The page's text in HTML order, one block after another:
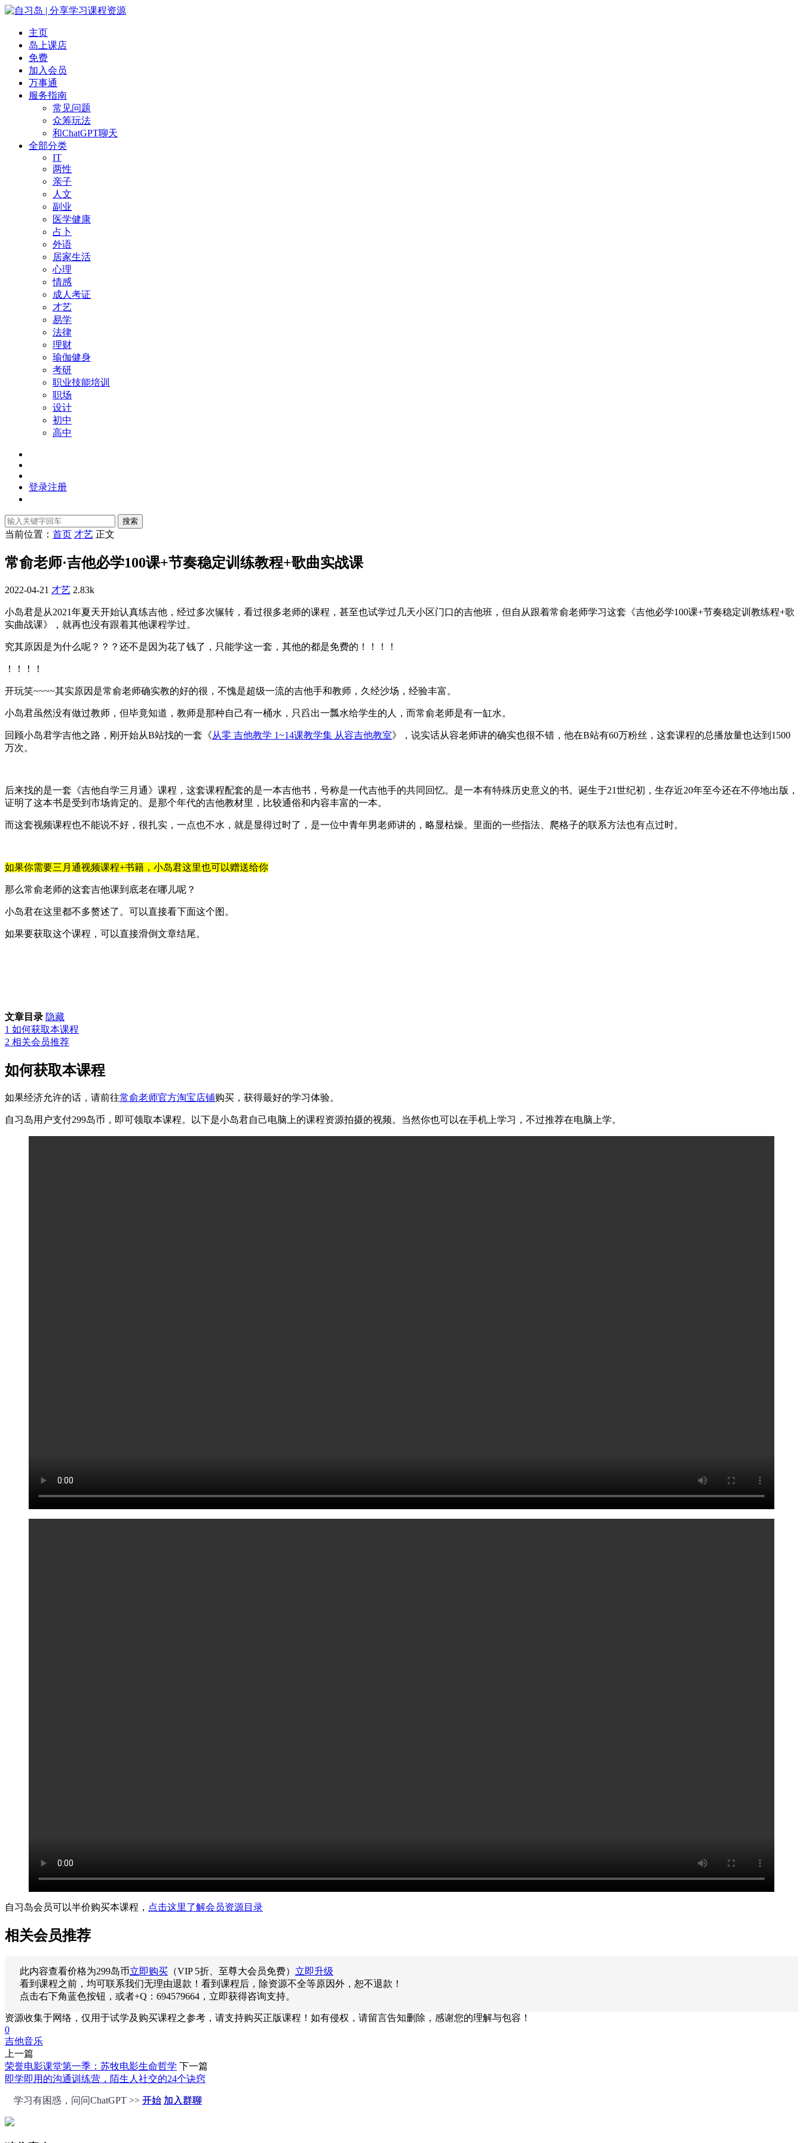
主页
岛上课店
免费
加入会员
万事通
服务指南
常见问题
众筹玩法
和ChatGPT聊天
全部分类
IT
两性
亲子
人文
副业
医学健康
占卜
外语
居家生活
心理
情感
成人考证
才艺
易学
法律
理财
瑜伽健身
考研
职业技能培训
职场
设计
初中
高中
登录注册
搜索
当前位置： 首页 才艺 正文
常俞老师·吉他必学100课+节奏稳定训练教程+歌曲实战课
2022-04-21 才艺 2.83k
小岛君是从2021年夏天开始认真练吉他，经过多次辗转，看过很多老师的课程，甚至也试学过几天小区门口的吉他班，但自从跟着常俞老师学习这套《吉他必学100课+节奏稳定训教练‬程+歌
实曲‬战课》，就再也没有跟着其他课程学过。
究其原因是为什么呢？？？还不是因为花了钱了，只能学这一套，其他的都是免费的！！！！
！！！！
开玩笑~~~~其实原因是常俞老师确实教的好的很，不愧是超级一流的吉他手和教师，久经沙场，经验丰富。
小岛君虽然没有做过教师，但毕竟知道，教师是那种自己有一桶水，只舀出一瓢水给学生的人，而常俞老师是有一缸水。
回顾小岛君学吉他之路，刚开始从B站找的一套《从零 吉他教学 1~14课教学集 从容吉他教室》，说实话从容老师讲的确实也很不错，他在B站有60万粉丝，这套课程的总播放量也达到1500
万次。
后来找的是一套《吉他自学三月通》课程，这套课程配套的是一本吉他书，号称是一代吉他手的共同回忆。是一本有特殊历史意义的书。诞生于21世纪初，生存近20年至今还在不停地出版，
证明了这本书是受到市场肯定的。是那个年代的吉他教材里，比较通俗和内容丰富的一本。
而这套视频课程也不能说不好，很扎实，一点也不水，就是显得过时了，是一位中青年男老师讲的，略显枯燥。里面的一些指法、爬格子的联系方法也有点过时。
如果你需要三月通视频课程+书籍，小岛君这里也可以赠送给你
那么常俞老师的这套吉他课到底老在哪儿呢？
小岛君在这里都不多赘述了。可以直接看下面这个图。
如果要获取这个课程，可以直接滑倒文章结尾。
文章目录 隐藏
1 如何获取本课程
2 相关会员推荐
如何获取本课程
如果经济允许的话，请前往常俞老师官方淘宝店铺购买，获得最好的学习体验。
自习岛用户支付299岛币，即可领取本课程。以下是小岛君自己电脑上的课程资源拍摄的视频。当然你也可以在手机上学习，不过推荐在电脑上学。
自习岛会员可以半价购买本课程， 点击这里了解会员资源目录
相关会员推荐
此内容查看价格为299岛币立即购买 （VIP 5折、至尊大会员免费） 立即升级
看到课程之前，均可联系我们无理由退款！看到课程后，除资源不全等原因外，恕不退款！
点击右下角蓝色按钮，或者+Q：694579664，立即获得咨询支持。
资源收集于网络，仅用于试学及购买课程之参考，请支持购买正版课程！如有侵权，请留言告知删除，感谢您的理解与包容！
0
吉他音乐
上一篇
荣誉电影课堂第一季：苏牧电影生命哲学 下一篇
即学即用的沟通训练营，陌生人社交的24个诀窍
学习有困惑，问问ChatGPT >> 开始 加入群聊